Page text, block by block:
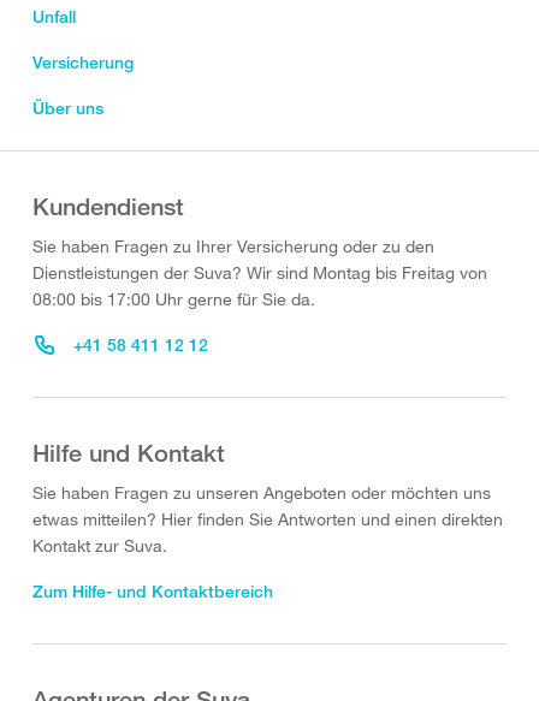
Unfall
Versicherung
Über uns
Kundendienst
Sie haben Fragen zu Ihrer Versicherung oder zu den
Dienstleistungen der Suva? Wir sind Montag bis Freitag von
08:00 bis 17:00 Uhr gerne für Sie da.
+41 58 411 12 12
Hilfe und Kontakt
Sie haben Fragen zu unseren Angeboten oder möchten uns
etwas mitteilen? Hier finden Sie Antworten und einen direkten
Kontakt zur Suva.
Zum Hilfe- und Kontaktbereich